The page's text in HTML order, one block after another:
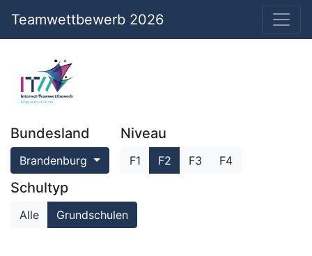
Teamwettbewerb 2026
Bundesland
Brandenburg
Niveau
F1 F2 F3 F4
Schultyp
Alle Grundschulen